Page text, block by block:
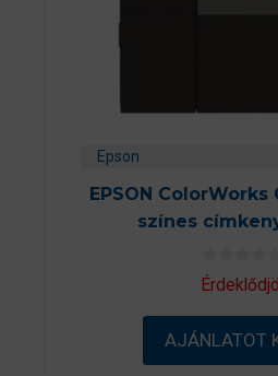
Epson
EPSON ColorWorks
színes
0
a
-
ő
AJÁNLATOT